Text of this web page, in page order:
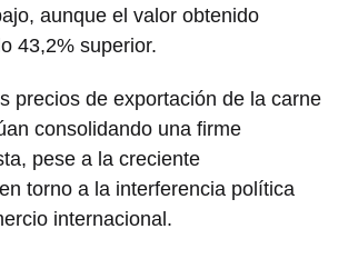
aunque el valor obtenido
43,2% superior.
precios de exportación de la carne
consolidando una firme
pese a la creciente
torno a la interferencia política
internacional.